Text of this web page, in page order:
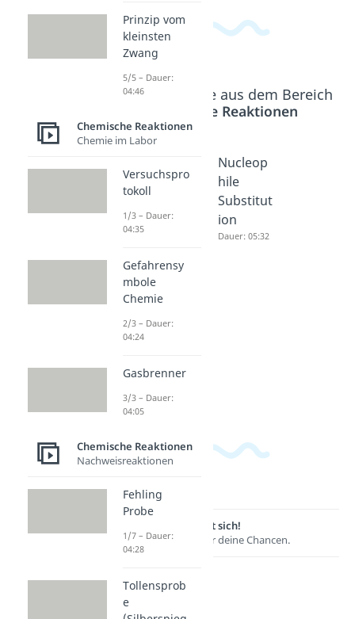
Beliebte Inhalte aus dem Bereich
Chemische Reaktionen
ung
Dauer: 05:22
ng
Nucleop
hile
Substitut
ion
Dauer: 05:32
Lernen lohnt sich!
Entdecke hier deine Chancen.
Prinzip vom
kleinsten
Zwang
5/5 – Dauer:
04:46
Chemische Reaktionen
Chemie im Labor
Versuchspro
tokoll
1/3 – Dauer:
04:35
Gefahrensy
mbole
Chemie
2/3 – Dauer:
04:24
Gasbrenner
3/3 – Dauer:
04:05
Chemische Reaktionen
Nachweisreaktionen
Fehling
Probe
1/7 – Dauer:
04:28
Tollensprob
e